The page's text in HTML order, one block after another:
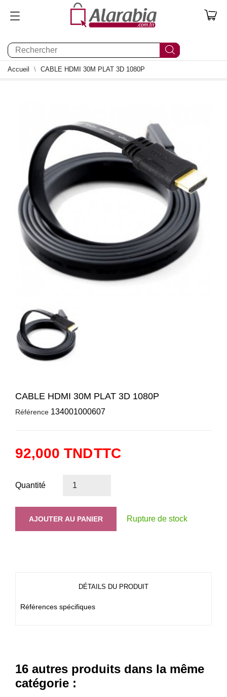
0
Accueil CABLE HDMI 30M PLAT 3D 1080P
CABLE HDMI 30M PLAT 3D 1080P
Référence 134001000607
92,000 TNDTTC
Quantité
AJOUTER AU PANIER Rupture de stock
DÉTAILS DU PRODUIT
Références spécifiques
16 autres produits dans la même
catégorie :